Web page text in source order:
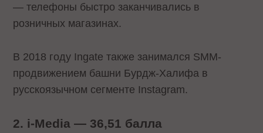
— телефоны быстро заканчивались в
розничных магазинах.
В 2018 году Ingate также занимался SMM-
продвижением башни Бурдж-Халифа в
русскоязычном сегменте Instagram.
2. i-Media — 36,51 балла